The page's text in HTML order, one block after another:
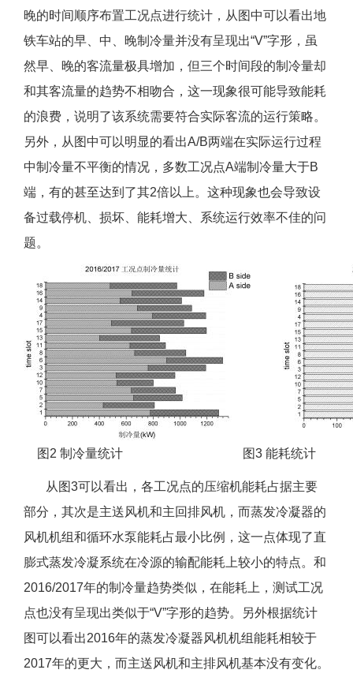
晚的时间顺序布置工况点进行统计，从图中可以看出地
铁车站的早、中、晚制冷量并没有呈现出“V”字形，虽
然早、晚的客流量极具增加，但三个时间段的制冷量却
和其客流量的趋势不相吻合，这一现象很可能导致能耗
的浪费，说明了该系统需要符合实际客流的运行策略。
另外，从图中可以明显的看出A/B两端在实际运行过程
中制冷量不平衡的情况，多数工况点A端制冷量大于B
端，有的甚至达到了其2倍以上。这种现象也会导致设
备过载停机、损坏、能耗增大、系统运行效率不佳的问
题。
图2 制冷量统计 图3 能耗统计
从图3可以看出，各工况点的压缩机能耗占据主要
部分，其次是主送风机和主回排风机，而蒸发冷凝器的
风机机组和循环水泵能耗占最小比例，这一点体现了直
膨式蒸发冷凝系统在冷源的输配能耗上较小的特点。和
2016/2017年的制冷量趋势类似，在能耗上，测试工况
点也没有呈现出类似于“V”字形的趋势。另外根据统计
图可以看出2016年的蒸发冷凝器风机机组能耗相较于
2017年的更大，而主送风机和主排风机基本没有变化。